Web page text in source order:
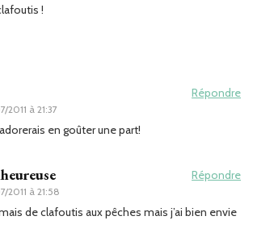
!
2011 à 21:37
Répondre
en goûter une part!
2011 à 21:58
Répondre
de clafoutis aux pêches mais j’ai bien envie